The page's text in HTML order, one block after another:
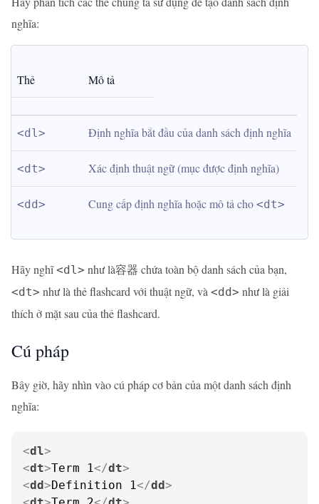
nghĩa:
Thẻ Mô tả
<dl> Định nghĩa bắt đầu của danh sách định nghĩa
<dt> Xác định thuật ngữ (mục được định nghĩa)
<dd> Cung cấp định nghĩa hoặc mô tả cho <dt>
Hãy nghĩ<dl> như là容器 chứa toàn bộ danh sách của bạn,
<dt> như là thẻ flashcard với thuật ngữ, và <dd> như là giải
thích ở mặt sau của thẻ flashcard.
Cú pháp
Bây giờ, hãy nhìn vào cú pháp cơ bản của một danh sách định
nghĩa:
<dl>
<dt>Term 1</dt>
<dd>Definition 1</dd>